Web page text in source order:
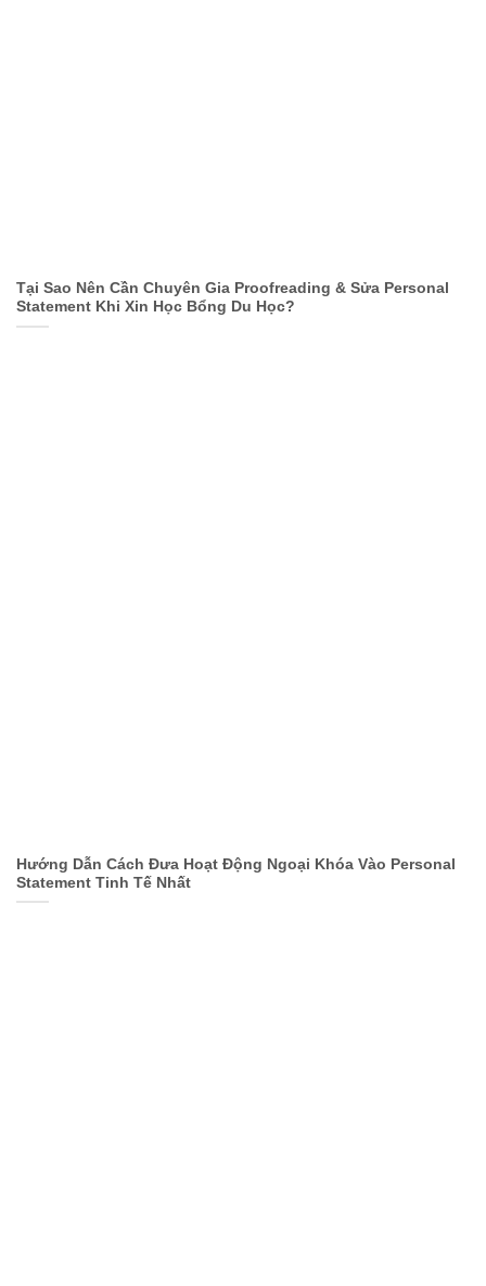
Tại Sao Nên Cần Chuyên Gia Proofreading & Sửa Personal
Statement Khi Xin Học Bổng Du Học?
Hướng Dẫn Cách Đưa Hoạt Động Ngoại Khóa Vào Personal
Statement Tinh Tế Nhất